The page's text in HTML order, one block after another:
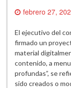
febrero 27,
El ejecutivo del
firmado un
material
contenido, a
profundas”, se
sido creados o